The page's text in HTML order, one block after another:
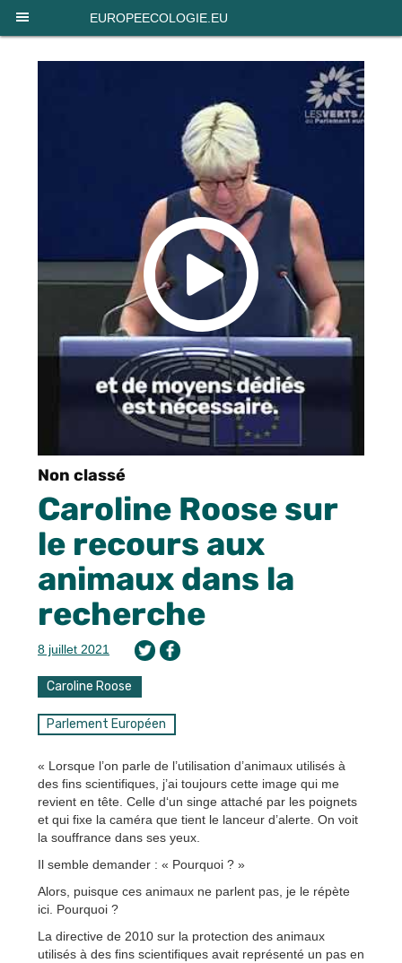
EUROPEECOLOGIE.EU
Non classé
Caroline Roose sur
le recours aux
animaux dans la
recherche
8 juillet 2021
Caroline Roose
Parlement Européen
« Lorsque l’on parle de l’utilisation d’animaux utilisés à
des fins scientifiques, j’ai toujours cette image qui me
revient en tête. Celle d‘un singe attaché par les poignets
et qui fixe la caméra que tient le lanceur d’alerte. On voit
la souffrance dans ses yeux.
Il semble demander : « Pourquoi ? »
Alors, puisque ces animaux ne parlent pas, je le répète
ici. Pourquoi ?
La directive de 2010 sur la protection des animaux
utilisés à des fins scientifiques avait représenté un pas en